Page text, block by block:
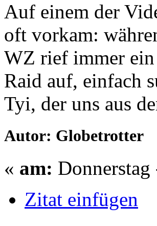
Auf einem der
oft vorkam:
WZ rief immer
Raid auf, einfach
Tyi, der uns aus
Autor: Globetrotter
« am:
Zitat einfügen